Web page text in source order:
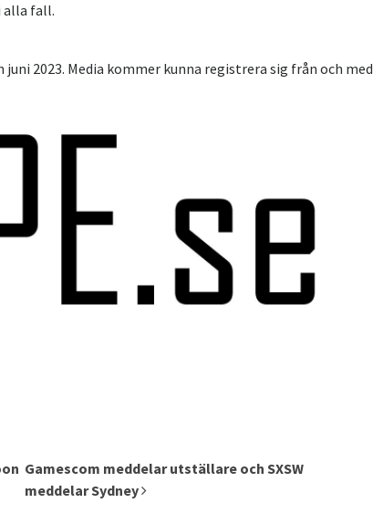
alla fall.
2023. Media kommer kunna registrera sig från och med
Gamescom meddelar utställare och SXSW
meddelar Sydney